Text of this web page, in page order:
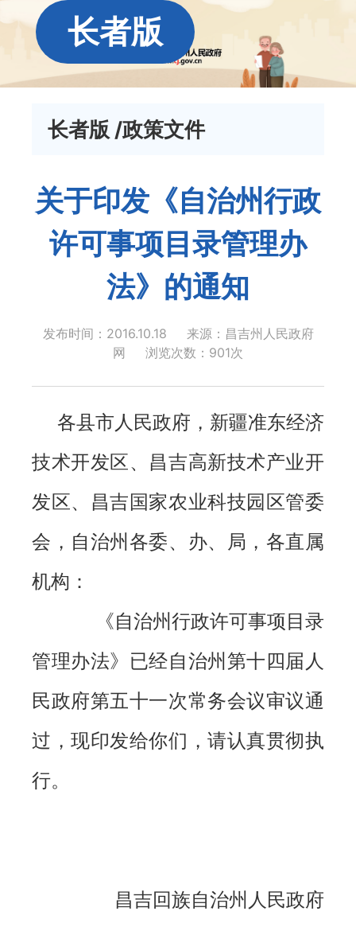
长者版
长者版 /政策文件
关于印发《自治州行政
许可事项目录管理办
法》的通知
发布时间：2016.10.18
来源：昌吉州人民政府
网
浏览次数： 901次
各县市人民政府，新疆准东经济
技术开发区、昌吉高新技术产业开
发区、昌吉国家农业科技园区管委
会，自治州各委、办、局，各直属
机构：
《自治州行政许可事项目录
管理办法》已经自治州第十四届人
民政府第五十一次常务会议审议通
过，现印发给你们，请认真贯彻执
行。
昌吉回族自治州人民政府